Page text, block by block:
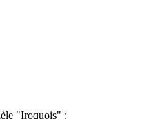
"Iroquois" :